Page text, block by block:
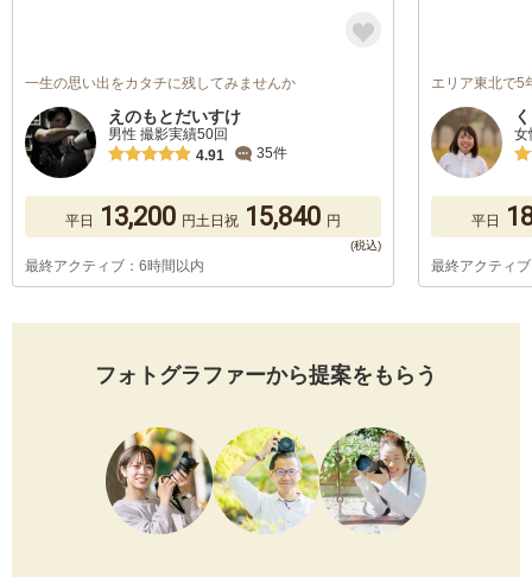
一生の思い出をカタチに残してみませんか
えのもとだいすけ
男性 撮影実績50回
4.91
35件
平日 13,200 円土日祝 15,840 円
最終アクティブ：6時間以内
エリア東北で5
女
平日
最終アクティ
フォトグラファーから提案をもらう